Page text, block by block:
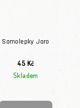
Samolepky Jaro
45 Kč
Skladem